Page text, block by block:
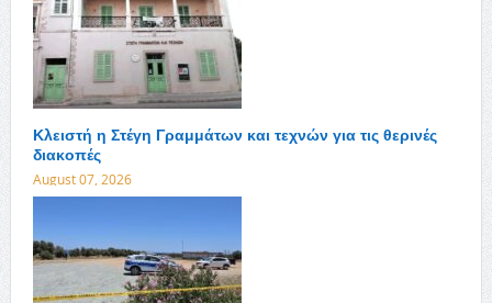
Κλειστή η Στέγη Γραμμάτων και τεχνών για τις θερινές
διακοπές
August 07, 2026